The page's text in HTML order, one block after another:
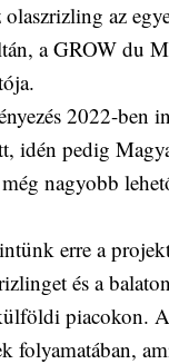
az
a GROW du
2022-ben
idén pedig
nagyobb
erre a
és a
piacokon.
folyamatában,